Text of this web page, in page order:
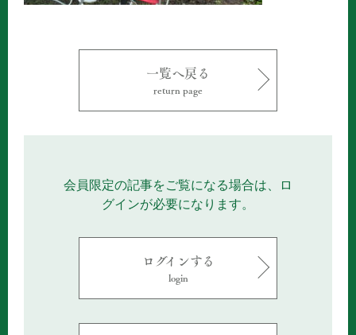
一覧へ戻る
return page
会員限定の記事をご覧になる場合は、ロ
グインが必要になります。
ログインする
login